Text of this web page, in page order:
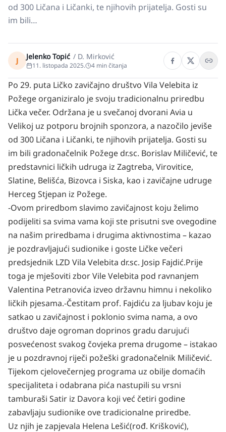
od 300 Ličana i Ličanki, te njihovih prijatelja. Gosti su
im bili…
J Jelenko Topić / D. Mirković
11. listopada 2025. 4 min čitanja
Po 29. puta Ličko zavičajno društvo Vila Velebita iz
Požege organiziralo je svoju tradicionalnu priredbu
Lička večer. Održana je u svečanoj dvorani Avia u
Velikoj uz potporu brojnih sponzora, a nazočilo jeviše
od 300 Ličana i Ličanki, te njihovih prijatelja. Gosti su
im bili gradonačelnik Požege dr.sc. Borislav Miličević, te
predstavnici ličkih udruga iz Zagtreba, Virovitice,
Slatine, Belišća, Bizovca i Siska, kao i zavičajne udruge
Herceg Stjepan iz Požege.
-Ovom priredbom slavimo zavičajnost koju želimo
podijeliti sa svima vama koji ste prisutni sve ovegodine
na našim priredbama i drugima aktivnostima – kazao
je pozdravljajući sudionike i goste Ličke večeri
predsjednik LZD Vila Velebita dr.sc. Josip Fajdić.Prije
toga je mješoviti zbor Vile Velebita pod ravnanjem
Valentina Petranovića izveo državnu himnu i nekoliko
ličkih pjesama.-Čestitam prof. Fajdiću za ljubav koju je
satkao u zavičajnost i poklonio svima nama, a ovo
društvo daje ogroman doprinos gradu darujući
posvećenost svakog čovjeka prema drugome – istakao
je u pozdravnoj riječi požeški gradonačelnik Miličević.
Tijekom cjelovečernjeg programa uz obilje domaćih
specijaliteta i odabrana pića nastupili su vrsni
tamburaši Satir iz Davora koji već četiri godine
zabavljaju sudionike ove tradicionalne priredbe.
Uz njih je zapjevala Helena Lešić(rođ. Krišković),